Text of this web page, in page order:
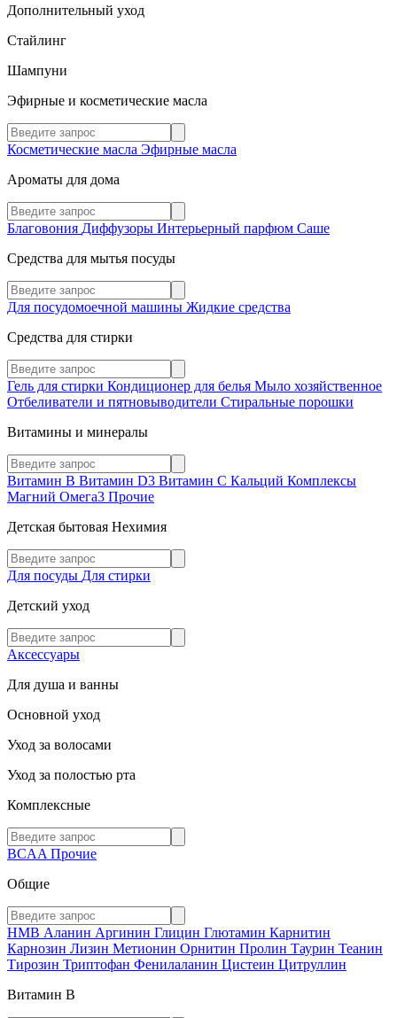
Дополнительный уход
Стайлинг
Шампуни
Эфирные и косметические масла
Косметические масла Эфирные масла
Ароматы для дома
Благовония Диффузоры Интерьерный парфюм Саше
Средства для мытья посуды
Для посудомоечной машины Жидкие средства
Средства для стирки
Гель для стирки Кондиционер для белья Мыло хозяйственное
Отбеливатели и пятновыводители Стиральные порошки
Витамины и минералы
Витамин В Витамин D3 Витамин С Кальций Комплексы
Магний Омега3 Прочие
Детская бытовая Нехимия
Для посуды Для стирки
Детский уход
Аксессуары
Для душа и ванны
Основной уход
Уход за волосами
Уход за полостью рта
Комплексные
BCAA Прочие
Общие
HMB Аланин Аргинин Глицин Глютамин Карнитин
Карнозин Лизин Метионин Орнитин Пролин Таурин Теанин
Тирозин Триптофан Фенилаланин Цистеин Цитруллин
Витамин В